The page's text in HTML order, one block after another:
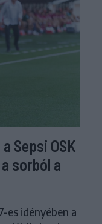
Sepsi OSK
sorból a
es idényében a